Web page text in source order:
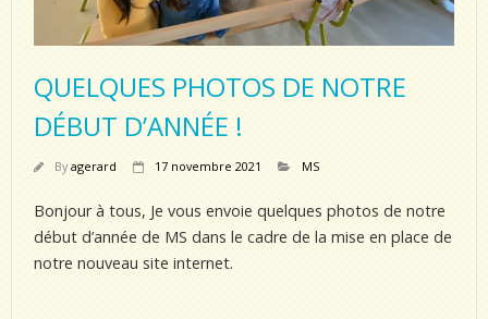
QUELQUES PHOTOS DE NOTRE
DÉBUT D’ANNÉE !
Byagerard 17 novembre 2021 MS
Bonjour à tous, Je vous envoie quelques photos de notre
début d’année de MS dans le cadre de la mise en place de
notre nouveau site internet.